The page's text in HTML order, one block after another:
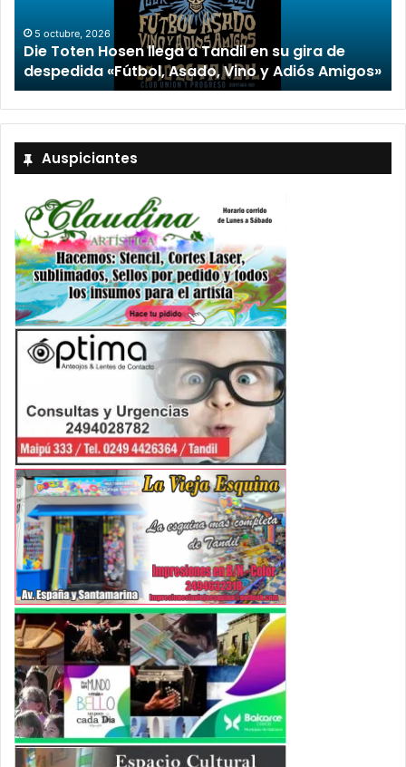
“TIRRIA” llega a Tandil con un elenco de lujo
encabezado por Capusotto, Spregelburd y
Stefani
Auspiciantes